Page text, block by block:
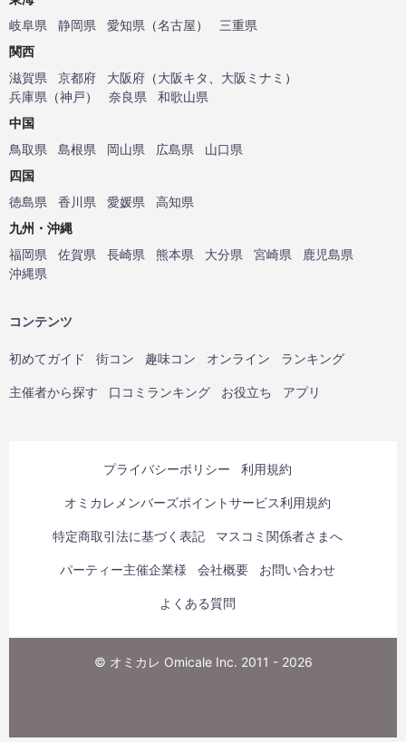
岐阜県
静岡県 愛知県 （名古屋）
三重県
関西
滋賀県
京都府 大阪府 （大阪キタ 大阪ミナミ ）
兵庫県 （神戸） 奈良県
和歌山県
中国
鳥取県
島根県 岡山県 広島県
山口県
四国
徳島県
香川県 愛媛県
高知県
九州・沖縄
福岡県
佐賀県 長崎県 熊本県 大分県 宮崎県
鹿児島県
沖縄県
コンテンツ
初めてガイド 街コン 趣味コン オンライン ランキング
主催者から探す 口コミランキング お役立ち アプリ
プライバシーポリシー 利用規約
オミカレメンバーズポイントサービス利用規約
特定商取引法に基づく表記 マスコミ関係者さまへ
パーティー主催企業様 会社概要 お問い合わせ
よくある質問
© オミカレ Omicale Inc. 2011 - 2026